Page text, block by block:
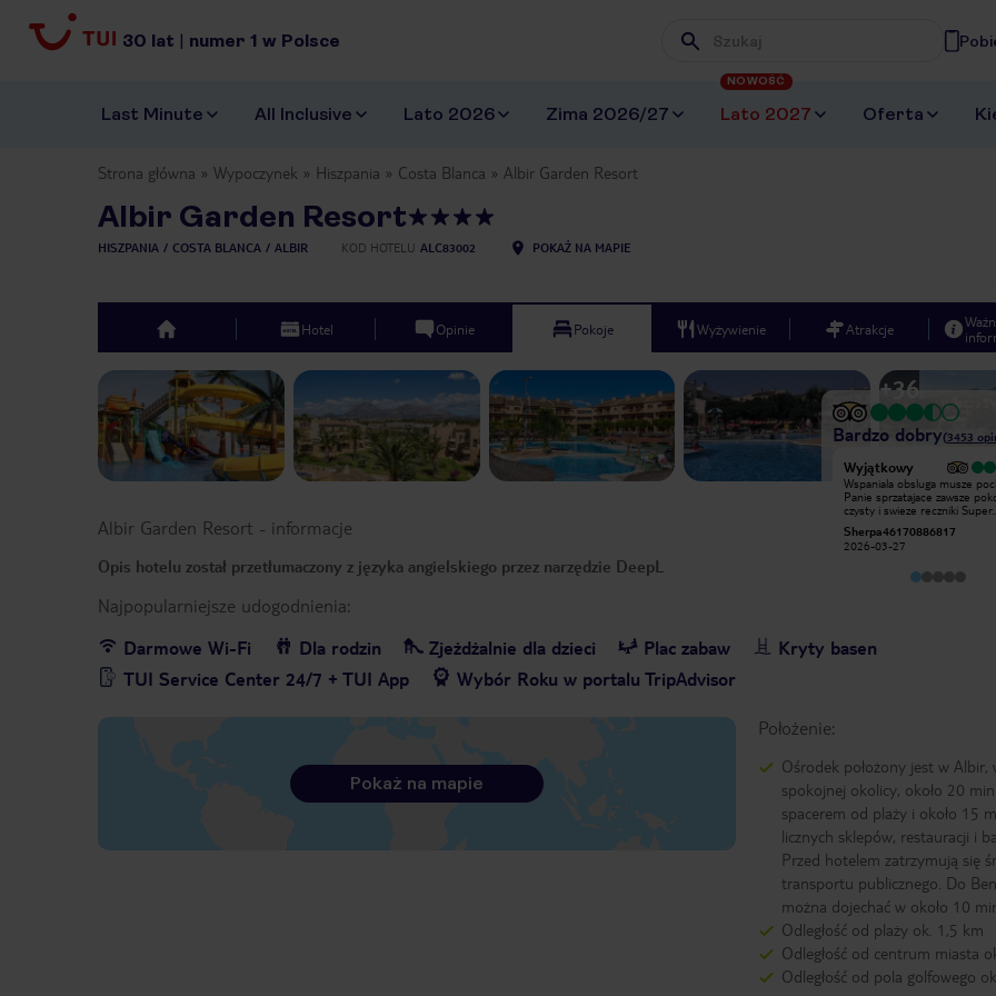
30 lat | numer 1 w Polsce Wpisz frazę, której szukasz
Last Minute All Inclusive Lato 2026 Zima 2026/27 Lato 2027
NOWOŚĆ
Oferta
Strona główna Wypoczynek Hiszpania Costa Blanca Albir Garden Resort
Albir Garden Resort
HISZPANIA COSTA BLANCA ALBIR KOD HOTELU ALC83002 POKAŻ NA MAPIE
top Hotel Opinie Pokoje Wyżywienie Atrakcje
Previous slide +36
Bardzo dobry(3453
Obrzydliwe jedzenie, do sniadan
euro gdzie na calym swiecie sa w
opcji all. jedynym plusem jest
Wyjątkowy
Wspaniala obsluga musze
Panie sprzatajace zawsze
czysty i swieze reczniki Super.
cudowna robi pyszne drinki
uśmiechnięta cudowna kobieta
Niko super zabawy zawsze
Sherpa46170886817
2026-03-27
Albir Garden Resort - informacje
Opis hotelu został przetłumaczony z języka angielskiego przez narzędzie DeepL
Najpopularniejsze udogodnienia:
Darmowe Wi-Fi
Dla rodzin Zjeżdżalnie dla dzieci Plac zabaw
Kryty basen
TUI Service Center 24/7 + TUI App
Wybór Roku w portalu TripAdvisor
Położenie:
Ośrodek położony jest w Albir,
spokojnej okolicy, około 20
spacerem od plaży i około 15
licznych sklepów, restauracji i
Przed hotelem zatrzymują się
transportu publicznego. Do
można dojechać w około 10
Odległość od plaży ok. 1,5 km
Odległość od centrum miasta
Odległość od pola golfowego
Pokaż na mapie